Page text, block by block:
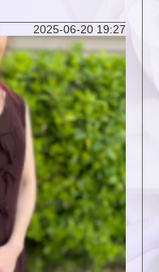
2025-06-20 19:27